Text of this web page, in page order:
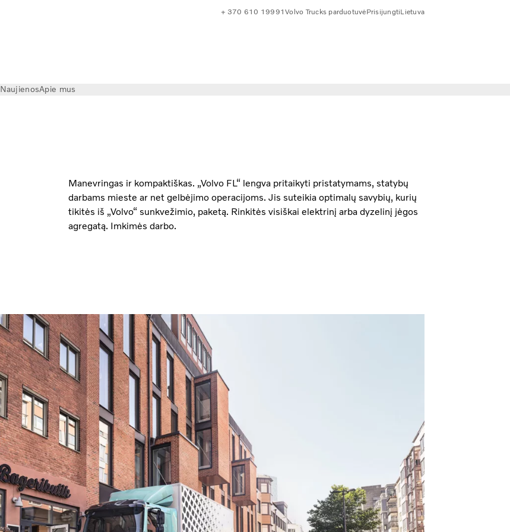
+ 370 610 19991Volvo Trucks parduotuvėPrisijungtiLietuva
NaujienosApie mus
Manevringas ir kompaktiškas. „Volvo FL“ lengva pritaikyti pristatymams, statybų
darbams mieste ar net gelbėjimo operacijoms. Jis suteikia optimalų savybių, kurių
tikitės iš „Volvo“ sunkvežimio, paketą. Rinkitės visiškai elektrinį arba dyzelinį jėgos
agregatą. Imkimės darbo.